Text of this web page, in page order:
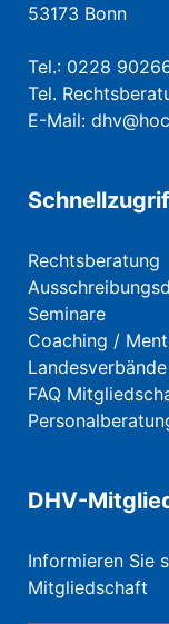
53173 Bonn
Tel.: 0228
Tel.
E-Mail:
Rechtsberatung
Seminare
Coaching /
Landesverbände
FAQ
DHV-
Informieren Sie
Mitgliedschaft